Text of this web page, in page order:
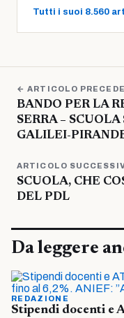
Tutti i suoi 8.560
← ARTICOLO
BANDO PER LA
SERRA –
GALILEI-
ARTICOLO
SCUOLA, CHE
DEL PDL
Da leggere
REDAZIONE
Stipendi docenti e